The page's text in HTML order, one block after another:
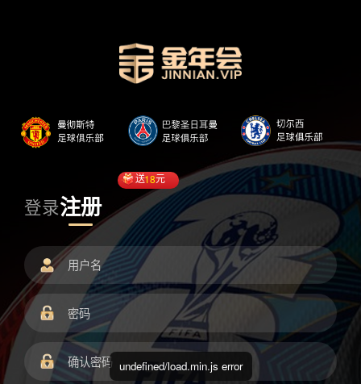
登录注册
送18元
undefined/load.min.js error